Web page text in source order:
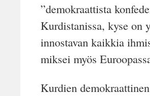
”demokraattista
Kurdistanissa, kyse on
innostavan kaikkia
miksei myös
Kurdien